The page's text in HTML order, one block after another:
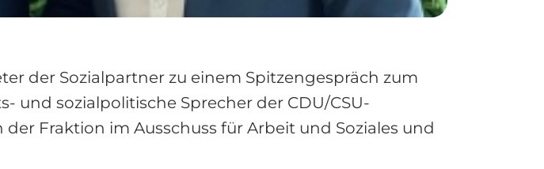
der Sozialpartner zu einem Spitzengespräch zum
und sozialpolitische Sprecher der CDU/CSU-
Fraktion im Ausschuss für Arbeit und Soziales und